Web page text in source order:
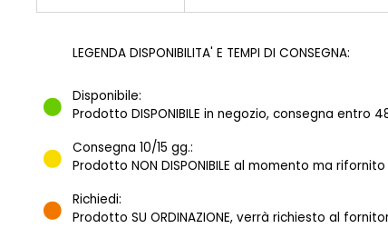
LEGENDA DISPONIBILITA' E TEMPI DI CONSEGNA:
Disponibile:
Prodotto DISPONIBILE in negozio, consegna entro
Consegna 10/15 gg.:
Prodotto NON DISPONIBILE al momento ma
Richiedi:
Prodotto SU ORDINAZIONE, verrà richiesto al